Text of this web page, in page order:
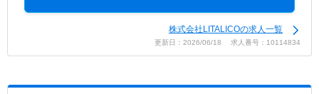
株式会社LITALICOの求人一覧
更新日：2026/06/18 求人番号：10114834